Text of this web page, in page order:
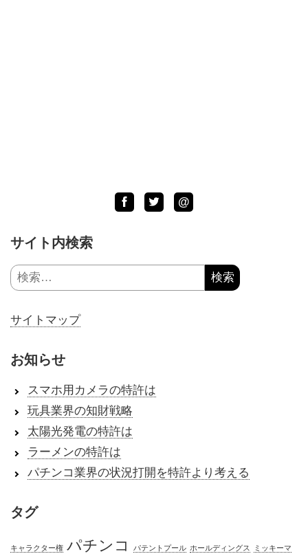
Facebook
TwitterLINE
@
サイト内検索
検
索:
サイトマップ
お知らせ
スマホ用カメラの特許は
玩具業界の知財戦略
太陽光発電の特許は
ラーメンの特許は
パチンコ業界の状況打開を特許より考える
タグ
キャラクター権 パチンコ パテントプール ホールディングス ミッキーマ